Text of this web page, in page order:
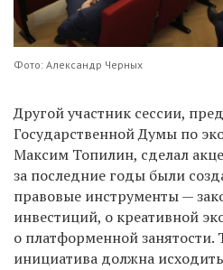
Фото: Александр Черных
Другой участник сессии,
Государственной Думы по
Максим Топилин, сделал
за последние годы были
правовые инструменты —
инвестиций, о креативной
о платформенной занятости.
инициатива должна